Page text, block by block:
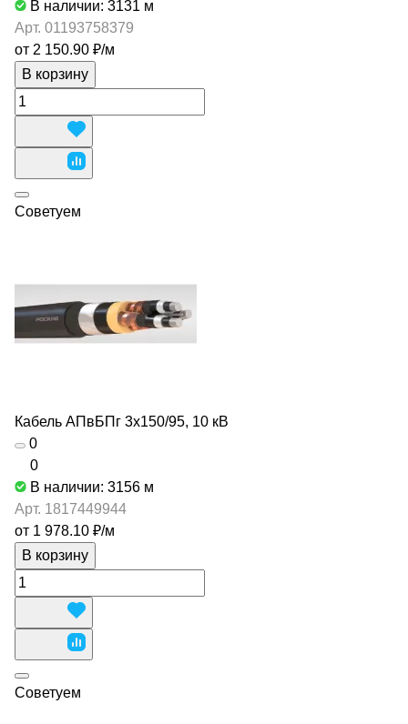
В наличии: 3131 м
Арт. 01193758379
от 2 150.90 ₽/м
В корзину
Советуем
Кабель АПвБПг 3х150/95, 10 кВ
0
0
В наличии: 3156 м
Арт. 1817449944
от 1 978.10 ₽/м
В корзину
Советуем